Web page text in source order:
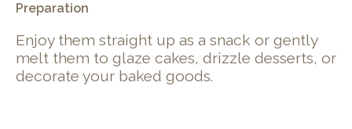
Preparation
Enjoy them straight up as a snack or gently
melt them to glaze cakes, drizzle desserts, or
decorate your baked goods.